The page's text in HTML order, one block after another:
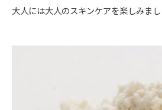
大人には大人のスキンケアを楽しみまし